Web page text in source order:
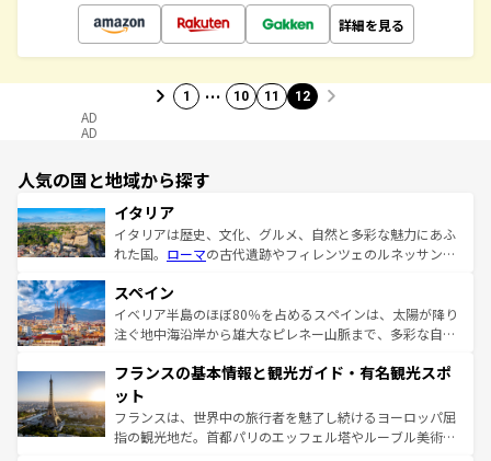
詳細を見る
1 … 10 11 12
AD
AD
人気の国と地域から探す
イタリア
イタリアは歴史、文化、グルメ、自然と多彩な魅力にあふ
れた国。 ローマの古代遺跡やフィレンツェのルネッサンス
ろん、トスカーナの美しい田園風景やアマルフィ海岸の絶
景など、自然景観も見逃せない。観光の合間には、本場の
ピザやパスタなど、絶品のイタリア料理を堪能することも
ませてくれるイタリアで、忘れられない旅をしてみよう！
なお、新着のイタリア情報は
しい。
スペイン
イベリア半島のほぼ80％を占めるスペインは、太陽が降り
注ぐ地中海沿岸から雄大なピレネー山脈まで、多彩な自然
文化が根付くこの国では、情熱的なフラメンコ、熱気あふ
れる闘牛、そして美味しいタパスが生活の一部となってい
る。首都マドリードの洗練された雰囲気や、バルセロナの
アートに溢れた街角から、地方では古代ローマ遺跡や中世
フランスの基本情報と観光ガイド・有名観光スポ
ット
フランスは、世界中の旅行者を魅了し続けるヨーロッパ屈
指の観光地だ。首都パリのエッフェル塔やルーブル美術館